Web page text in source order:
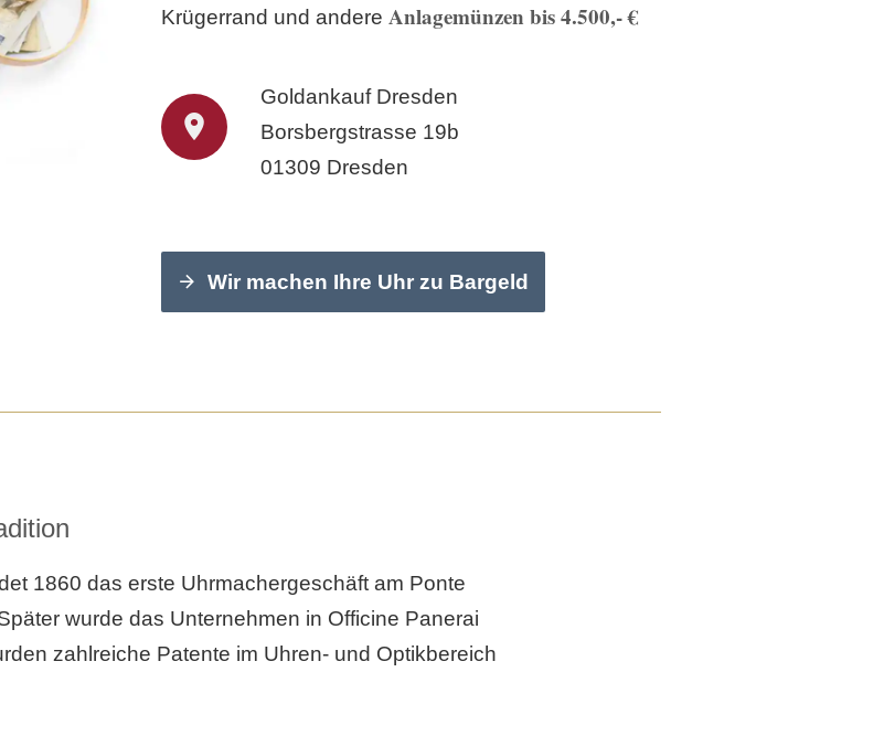
Krügerrand und andere Anlagemünzen bis 4.500,- €
Goldankauf Dresden
Borsbergstrasse 19b
01309 Dresden
Wir machen Ihre Uhr zu Bargeld
1860 das erste Uhrmachergeschäft am Ponte
wurde das Unternehmen in Officine Panerai
zahlreiche Patente im Uhren- und Optikbereich